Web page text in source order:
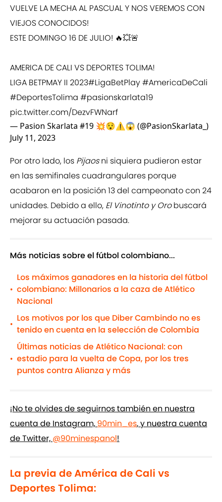
VUELVE LA MECHA AL PASCUAL Y NOS VEREMOS CON
VIEJOS CONOCIDOS!
ESTE DOMINGO 16 DE JULIO! 🔥💥🚨
AMERICA DE CALI VS DEPORTES TOLIMA!
LIGA BETPMAY II 2023#LigaBetPlay#AmericaDeCali
#DeportesTolima #pasionskarlata19
pic.twitter.com/DezvFWNarf
— Pasion Skarlata #19 💥😯⚠️😱 (@PasionSkarlata_)
July 11, 2023
Por otro lado, los Pijaosni siquiera pudieron estar
en las semifinales cuadrangulares porque
acabaron en la posición 13 del campeonato con 24
unidades. Debido a ello, El Vinotinto y Orobuscará
mejorar su actuación pasada.
Más noticias sobre el fútbol colombiano...
•
Los máximos ganadores en la historia del fútbol
colombiano: Millonarios a la caza de Atlético
Nacional
•
Los motivos por los que Diber Cambindo no es
tenido en cuenta en la selección de Colombia
•
Últimas noticias de Atlético Nacional: con
estadio para la vuelta de Copa, por los tres
puntos contra Alianza y más
¡No te olvides de seguirnos también en nuestra
cuenta de Instagram, 90min_es, y nuestra cuenta
de Twitter, @90minespanol!
La previa de América de Cali vs
Deportes Tolima: